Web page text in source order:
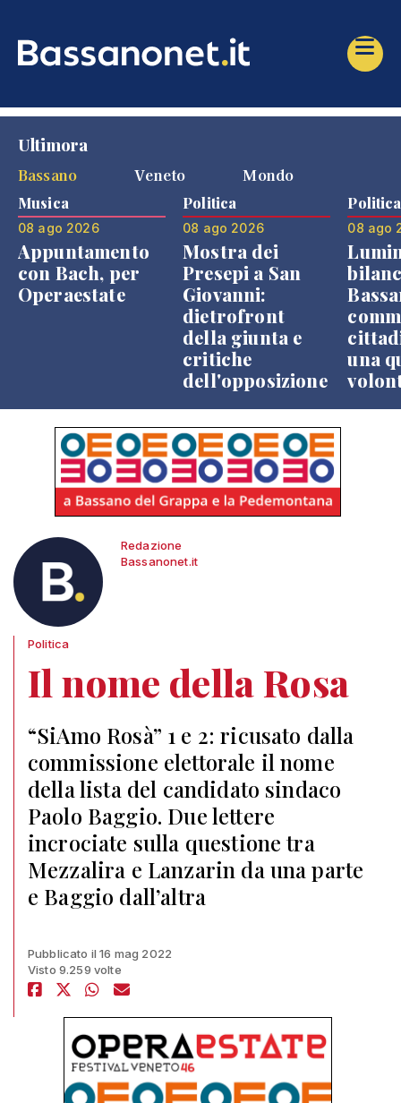
Ultimora
Bassano
Veneto Mondo
Musica
08 ago 2026
Appuntamento
con Bach, per
Operaestate
Politica
08 ago 2026
Mostra dei
Presepi a San
Giovanni:
dietrofront
della giunta e
critiche
dell'opposizione
Politica
08 ago
una
Redazione
Bassanonet.it
Politica
Il nome della Rosa
“SiAmo Rosà” 1 e 2: ricusato dalla
commissione elettorale il nome
della lista del candidato sindaco
Paolo Baggio. Due lettere
incrociate sulla questione tra
Mezzalira e Lanzarin da una parte
e Baggio dall’altra
Pubblicato il 16 mag 2022
Visto 9.259 volte